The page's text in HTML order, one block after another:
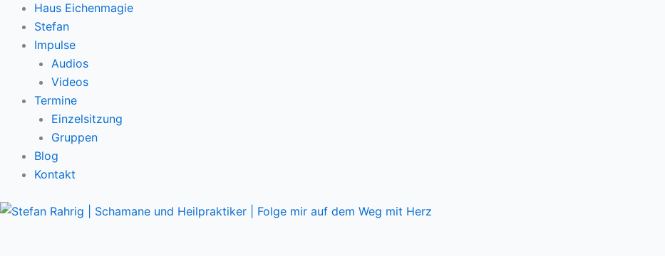
Haus Eichenmagie
Stefan
Impulse
Audios
Videos
Termine
Einzelsitzung
Gruppen
Blog
Kontakt